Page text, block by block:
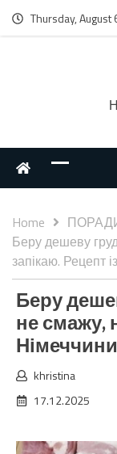
Thursday, August
Home
Беру дешеву
запікаю. Рецепт
Беру
не смажу,
khristina
17.12.2025